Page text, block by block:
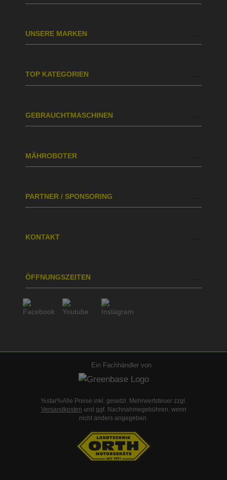
UNSERE MARKEN
TOP KATEGORIEN
GEBRAUCHTMASCHINEN
MÄHROBOTER
PARTNER / SPONSORING
KONTAKT
ÖFFNUNGSZEITEN
Ein Fachhändler von
%star%Alle Preise inkl. gesetzl. Mehrwertsteuer zzgl.
Versandkosten und ggf. Nachnahmegebühren, wenn
nicht anders angegeben.